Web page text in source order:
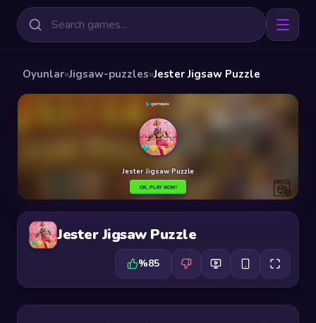
Oyunlar»Jigsaw-puzzles»Jester Jigsaw Puzzle
Jester Jigsaw Puzzle
%85